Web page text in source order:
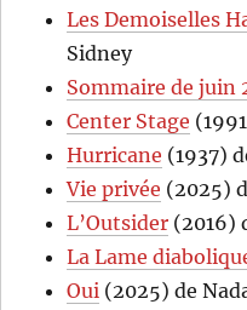
Les Demoiselles
Sidney
Sommaire de juin
Center Stage
Hurricane (1937)
Vie privée (2025)
L’Outsider (2016)
La Lame
Oui (2025) de